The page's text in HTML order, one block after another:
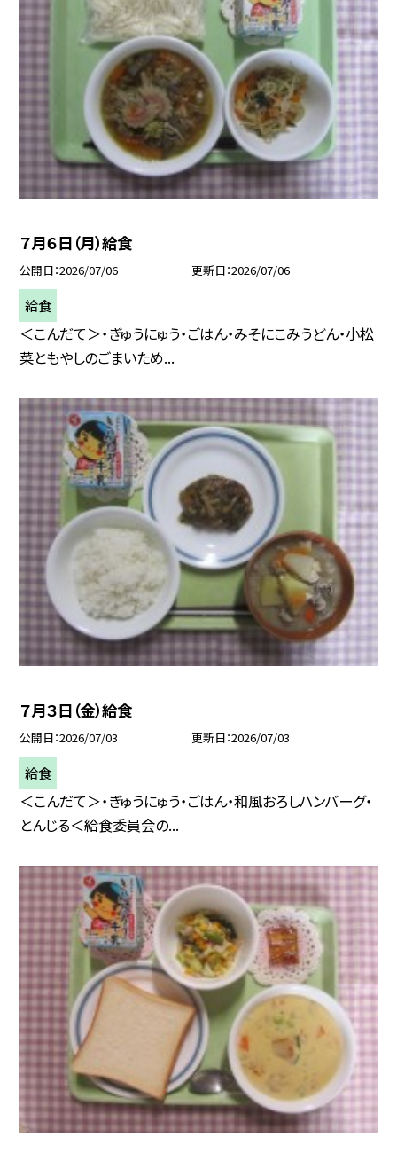
７月６日（月）給食
公開日 2026/07/06 更新日 2026/07/06
給食
＜こんだて＞・ぎゅうにゅう・ごはん・みそにこみうどん・小松
菜ともやしのごまいため...
７月３日（金）給食
公開日 2026/07/03 更新日 2026/07/03
給食
＜こんだて＞・ぎゅうにゅう・ごはん・和風おろしハンバーグ・
とんじる＜給食委員会の...